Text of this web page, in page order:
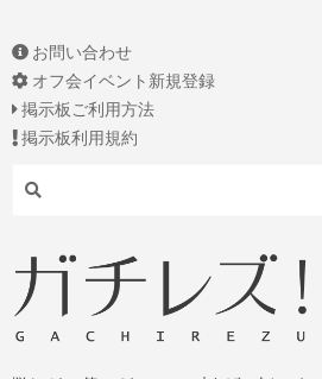
お問い合わせ
オフ会イベント新規登録
掲示板ご利用方法
掲示板利用規約
Search